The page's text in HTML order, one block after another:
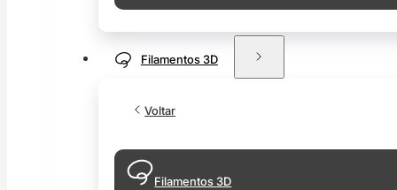
Filamentos 3D
Voltar
Filamentos 3D